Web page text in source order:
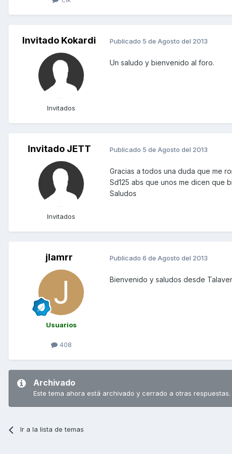
Invitado Kokardi
Invitados
Publicado 5 de Agosto del 2013
Un saludo y bienvenido al foro.
Invitado JETT
Invitados
Publicado 5 de Agosto del 2013
Gracias a todos una duda que me
Sd125 abs que unos me dicen que
Saludos
jlamrr
Usuarios
408
Publicado 6 de Agosto del 2013
Bienvenido y saludos desde
Archivado
Este tema ahora está archivado y cerrado a otras respuestas.
Ir a la lista de temas